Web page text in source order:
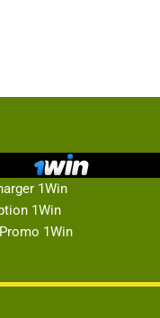
1Win
1Win
1Win